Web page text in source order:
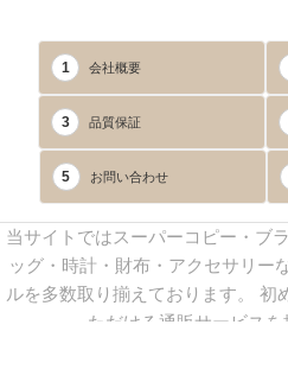
1 会社概要
3 品質保証
5 お問い合わせ
当サイトではスーパーコピー・ブ
ッグ・時計・財布・アクセサリー
ルを多数取り揃えております。 初
ただける通販サービスを